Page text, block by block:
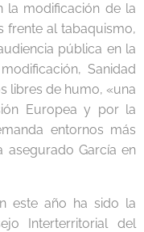
la modificación de la
frente al tabaquismo,
pública en la
Sanidad
libres de humo, «una
Europea y por la
entornos más
asegurado García en
este año ha sido la
Interterritorial del